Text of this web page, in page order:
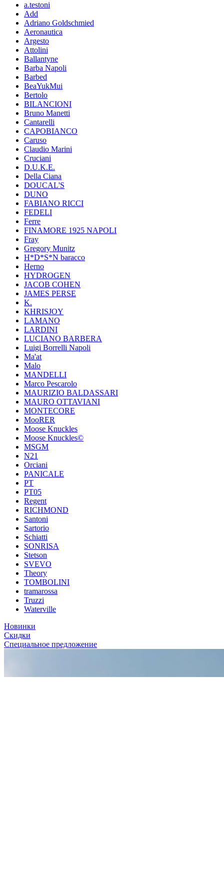
a.testoni
Add
Adriano Goldschmied
Aeronautica
Argesto
Attolini
Ballantyne
Barba Napoli
Barbed
BeaYukMui
Bertolo
BILANCIONI
Bruno Manetti
Cantarelli
CAPOBIANCO
Caruso
Claudio Marini
Cruciani
D.U.K.E.
Della Ciana
DOUCAL'S
DUNO
FABIANO RICCI
FEDELI
Ferre
FINAMORE 1925 NAPOLI
Fray
Gregory Munitz
H*D*S*N baracco
Herno
HYDROGEN
JACOB COHEN
JAMES PERSE
K.
KHRISJOY
LAMANO
LARDINI
LUCIANO BARBERA
Luigi Borrelli Napoli
Ma'at
Malo
MANDELLI
Marco Pescarolo
MAURIZIO BALDASSARI
MAURO OTTAVIANI
MONTECORE
MooRER
Moose Knuckles
Moose Knuckles©️
MSGM
N21
Orciani
PANICALE
PT
PT05
Regent
RICHMOND
Santoni
Sartorio
Schiatti
SONRISA
Stetson
SVEVO
Theory
TOMBOLINI
tramarossa
Truzzi
Waterville
Новинки
Скидки
Специальное предложение